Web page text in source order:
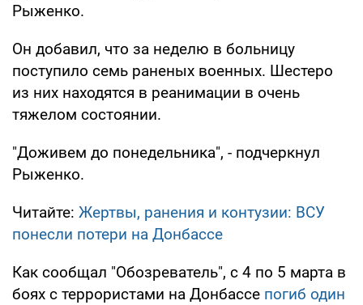
Рыженко.
Он добавил, что за неделю в больницу
поступило семь раненых военных. Шестеро
из них находятся в реанимации в очень
тяжелом состоянии.
"Доживем до понедельника", - подчеркнул
Рыженко.
Читайте: Жертвы, ранения и контузии: ВСУ
понесли потери на Донбассе
Как сообщал "Обозреватель", с 4 по 5 марта в
боях с террористами на Донбассе погиб один